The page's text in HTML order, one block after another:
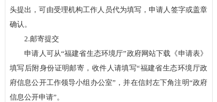
头提出，可由受理机构工作人员代为填写，申请人签字或盖章
确认。
2.邮寄提交
申请人可从“福建省生态环境厅”政府网站下载《申请表》
填写后附身份证明邮寄，收件人请填写“福建省生态环境厅政
府信息公开工作领导小组办公室”，并在信封左下角注明“政府
信息公开申请”。